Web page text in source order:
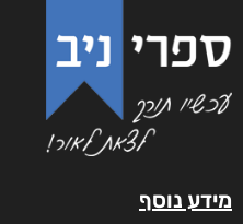
מידע נוסף